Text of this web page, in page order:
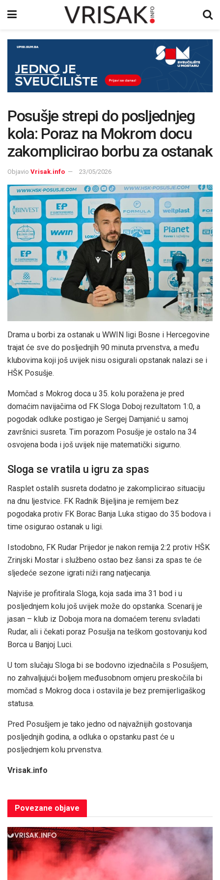
Posušje strepi do posljednjeg
kola: Poraz na Mokrom docu
zakomplicirao borbu za ostanak
Objavio Vrisak.info 23/05/2026
Drama u borbi za ostanak u WWIN ligi Bosne i Hercegovine
trajat će sve do posljednjih 90 minuta prvenstva, a među
klubovima koji još uvijek nisu osigurali opstanak nalazi se i
HŠK Posušje.
Momčad s Mokrog doca u 35. kolu poražena je pred
domaćim navijačima od FK Sloga Doboj rezultatom 1:0, a
pogodak odluke postigao je Sergej Damjanić u samoj
završnici susreta. Tim porazom Posušje je ostalo na 34
osvojena boda i još uvijek nije matematički sigurno.
Sloga se vratila u igru za spas
Rasplet ostalih susreta dodatno je zakomplicirao situaciju
na dnu ljestvice. FK Radnik Bijeljina je remijem bez
pogodaka protiv FK Borac Banja Luka stigao do 35 bodova i
time osigurao ostanak u ligi.
Istodobno, FK Rudar Prijedor je nakon remija 2:2 protiv HŠK
Zrinjski Mostar i službeno ostao bez šansi za spas te će
sljedeće sezone igrati niži rang natjecanja.
Najviše je profitirala Sloga, koja sada ima 31 bod i u
posljednjem kolu još uvijek može do opstanka. Scenarij je
jasan – klub iz Doboja mora na domaćem terenu svladati
Rudar, ali i čekati poraz Posušja na teškom gostovanju kod
Borca u Banjoj Luci.
U tom slučaju Sloga bi se bodovno izjednačila s Posušjem,
no zahvaljujući boljem međusobnom omjeru preskočila bi
momčad s Mokrog doca i ostavila je bez premijerligaškog
statusa.
Pred Posušjem je tako jedno od najvažnijih gostovanja
posljednjih godina, a odluka o opstanku past će u
posljednjem kolu prvenstva.
Vrisak.info
Povezane objave